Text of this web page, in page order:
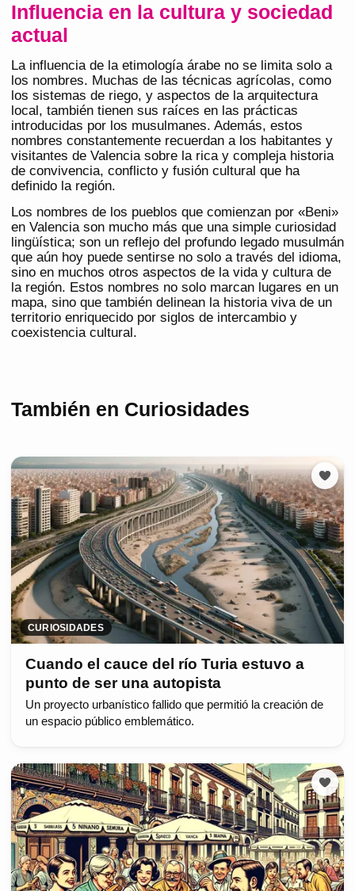
Influencia en la cultura y sociedad
actual
La influencia de la etimología árabe no se limita solo a
los nombres. Muchas de las técnicas agrícolas, como
los sistemas de riego, y aspectos de la arquitectura
local, también tienen sus raíces en las prácticas
introducidas por los musulmanes. Además, estos
nombres constantemente recuerdan a los habitantes y
visitantes de Valencia sobre la rica y compleja historia
de convivencia, conflicto y fusión cultural que ha
definido la región.
Los nombres de los pueblos que comienzan por «Beni»
en Valencia son mucho más que una simple curiosidad
lingüística; son un reflejo del profundo legado musulmán
que aún hoy puede sentirse no solo a través del idioma,
sino en muchos otros aspectos de la vida y cultura de
la región. Estos nombres no solo marcan lugares en un
mapa, sino que también delinean la historia viva de un
territorio enriquecido por siglos de intercambio y
coexistencia cultural.
También en Curiosidades
CURIOSIDADES
Cuando el cauce del río Turia estuvo a
punto de ser una autopista
Un proyecto urbanístico fallido que permitió la creación de
un espacio público emblemático.